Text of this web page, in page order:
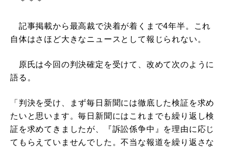
記事掲載から最高裁で決着が着くまで4年半。これ
自体はさほど大きなニュースとして報じられない。
原氏は今回の判決確定を受けて、改めて次のように
語る。
「判決を受け、まず毎日新聞には徹底した検証を求め
たいと思います。毎日新聞にはこれまでも繰り返し検
証を求めてきましたが、『訴訟係争中』を理由に応じ
てもらえていませんでした。不当な報道を繰り返さな